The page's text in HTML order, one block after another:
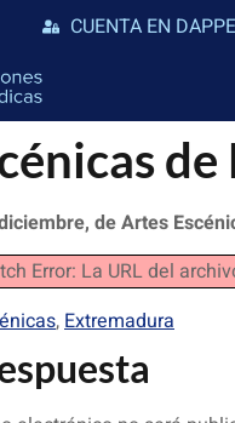
CUENTA EN
de Artes
Error: La URL del
, Extremadura